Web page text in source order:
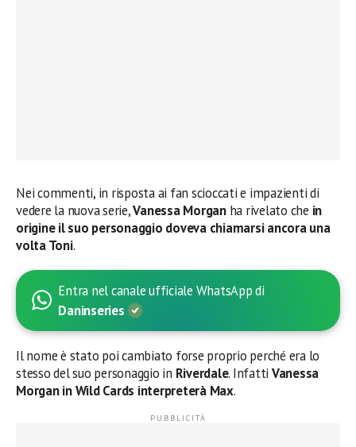
Nei commenti, in risposta ai fan scioccati e impazienti di
vedere la nuova serie,Vanessa Morganha rivelato che in
origine il suo personaggio doveva chiamarsi ancora una
volta Toni.
Entra nel canale ufficiale WhatsApp di
Daninseries
Il nome è stato poi cambiato forse proprio perché era lo
stesso del suo personaggio in Riverdale. Infatti Vanessa
Morgan in Wild Cards interpreterà Max.